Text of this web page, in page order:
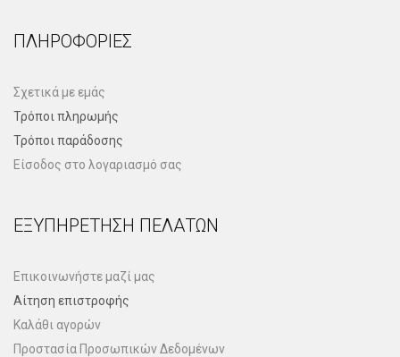
ΠΛΗΡΟΦΟΡΊΕΣ
Σχετικά με εμάς
Τρόποι πληρωμής
Τρόποι παράδοσης
Είσοδος στο λογαριασμό σας
ΕΞΥΠΗΡΈΤΗΣΗ ΠΕΛΑΤΏΝ
Επικοινωνήστε μαζί μας
Αίτηση επιστροφής
Καλάθι αγορών
Προστασία Προσωπικών Δεδομένων